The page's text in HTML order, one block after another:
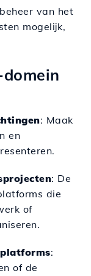
van het
mogelijk,
: Maak
en
: De
die
of
:
of de